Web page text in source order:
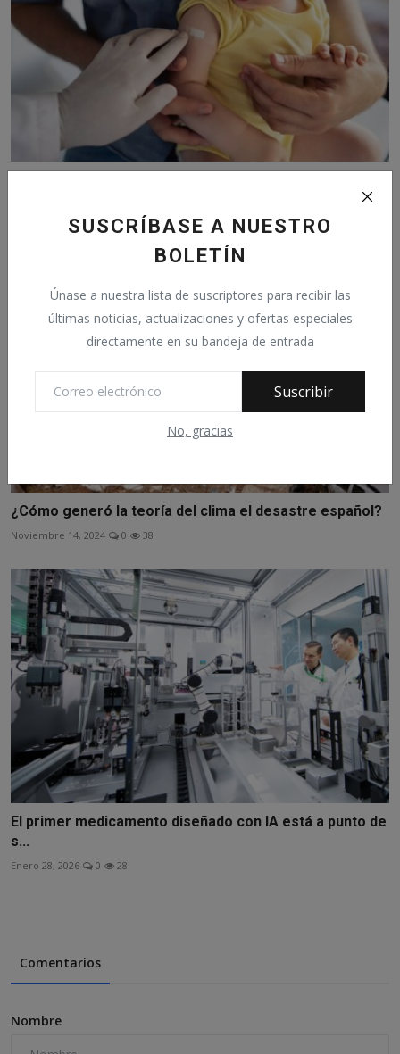
SUSCRÍBASE A NUESTRO
BOLETÍN
Únase a nuestra lista de suscriptores para recibir las
últimas noticias, actualizaciones y ofertas especiales
directamente en su bandeja de entrada
Suscribir
No, gracias
Octubre 30, 2025 0 26
¿Cómo generó la teoría del clima el desastre español?
Noviembre 14, 2024 0 38
El primer medicamento diseñado con IA está a punto de
s...
Enero 28, 2026 0 28
Comentarios
Nombre